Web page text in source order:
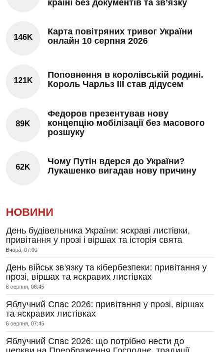
країні без документів та зв’язку
146K
Карта повітряних тривог України
онлайн 10 серпня 2026
121K
Поповнення в королівській родині.
Король Чарльз III став дідусем
89K
Федоров презентував нову
концепцію мобілізації без масового
розшуку
62K
Чому Путін вдерся до України?
Лукашенко вигадав нову причину
НОВИНИ
День будівельника України: яскраві листівки,
привітання у прозі і віршах та історія свята
Вчора, 07:00
День військ зв'язку та кібербезпеки: привітання у
прозі, віршах та яскравих листівках
8 серпня, 08:45
Яблучний Спас 2026: привітання у прозі, віршах
та яскравих листівках
6 серпня, 07:45
Яблучний Спас 2026: що потрібно нести до